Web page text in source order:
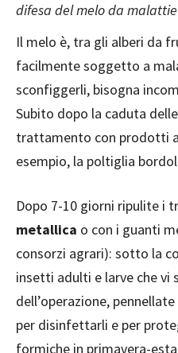
difesa del melo da
Il melo è, tra gli alberi da
facilmente soggetto a
sconfiggerli, bisogna
Subito dopo la caduta
trattamento con prodotti
esempio, la poltiglia
Dopo 7-10 giorni ripulite i
metallica o con i guanti
consorzi agrari): sotto la
insetti adulti e larve che vi
dell’operazione,
per disinfettarli e per
formiche in primavera-